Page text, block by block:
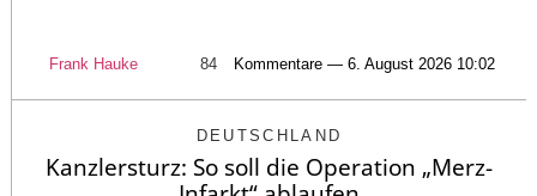
Frank Hauke 84 Kommentare — 6. August 2026 10:02
DEUTSCHLAND
Kanzlersturz: So soll die Operation „Merz-